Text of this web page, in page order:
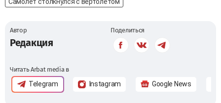
Автор
Редакция
Поделиться
Читать Arbat media в
Telegram Instagram Google News